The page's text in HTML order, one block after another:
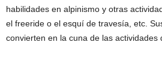
habilidades en alpinismo y otras
el freeride o el esquí de travesía, etc.
convierten en la cuna de las actividades